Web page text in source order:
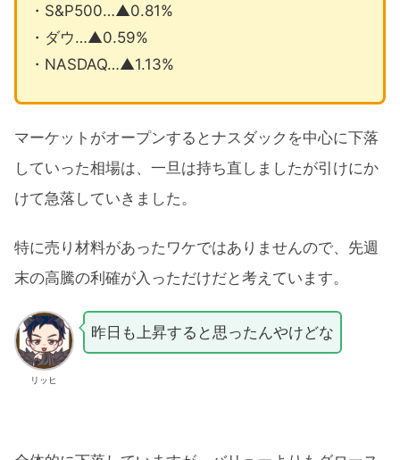
・S&P500…▲0.81%
・ダウ…▲0.59%
・NASDAQ…▲1.13%
マーケットがオープンするとナスダックを中心に下落
していった相場は、一旦は持ち直しましたが引けにか
けて急落していきました。
特に売り材料があったワケではありませんので、先週
末の高騰の利確が入っただけだと考えています。
リッヒ
昨日も上昇すると思ったんやけどな